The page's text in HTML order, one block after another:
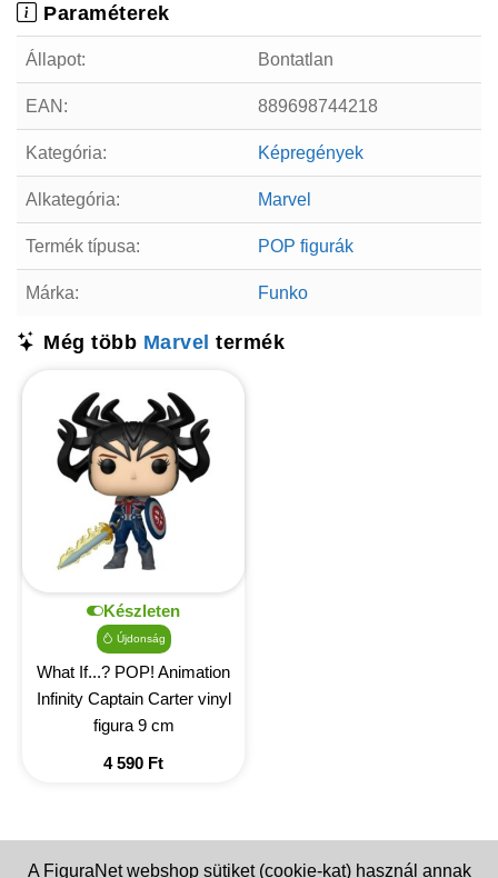
Paraméterek
Állapot: Bontatlan
EAN: 889698744218
Kategória: Képregények
Alkategória: Marvel
Termék típusa: POP figurák
Márka: Funko
Még több Marvel termék
Készleten
Újdonság
What If...? POP! Animation
Infinity Captain Carter vinyl
figura 9 cm
4 590 Ft
A FiguraNet webshop sütiket (cookie-kat) használ annak